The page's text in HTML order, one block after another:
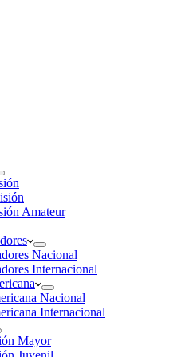
Amateur
Nacional
Internacional
Nacional
Internacional
Mayor